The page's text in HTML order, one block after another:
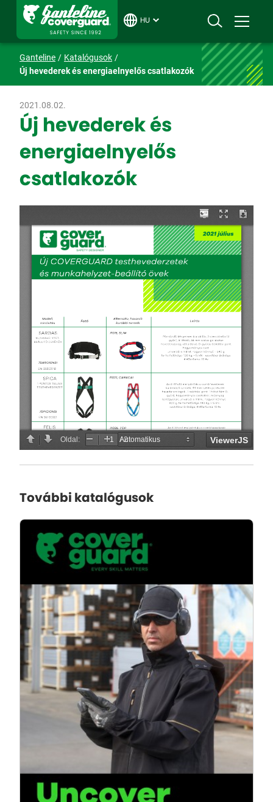
HU
Ganteline
Katalógusok
Új hevederek és energiaelnyelős csatlakozók
2021.08.02.
Új hevederek és
energiaelnyelős
csatlakozók
További katalógusok